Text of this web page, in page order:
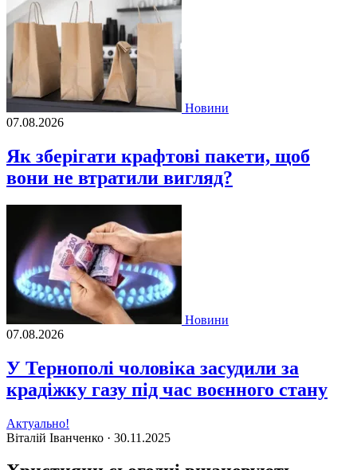
Новини
07.08.2026
Як зберігати крафтові пакети, щоб
вони не втратили вигляд?
Новини
07.08.2026
У Тернополі чоловіка засудили за
крадіжку газу під час воєнного стану
Актуально!
Віталій Іванченко · 30.11.2025